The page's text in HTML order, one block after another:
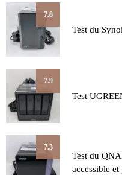
7.8
Test du
7.9
Test
7.3
Test du
accessible